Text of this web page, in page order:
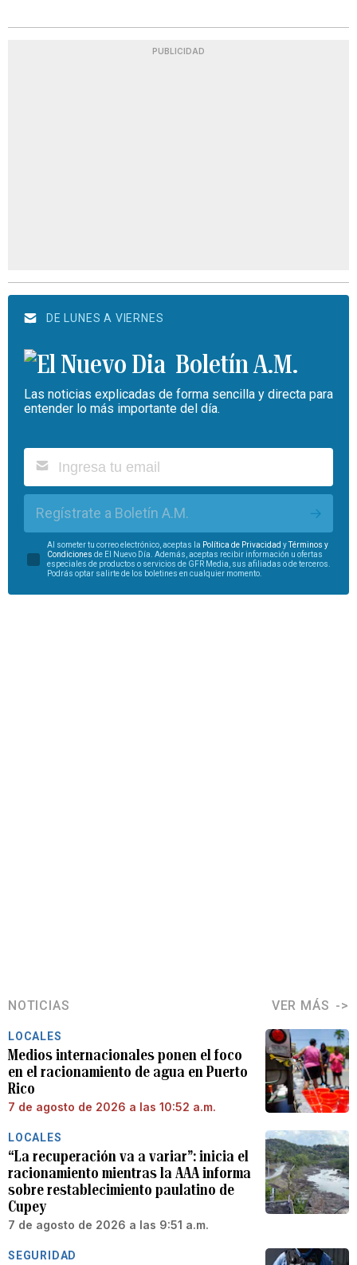
PUBLICIDAD
DE LUNES A VIERNES
Boletín A.M.
Las noticias explicadas de forma sencilla y directa para
entender lo más importante del día.
Regístrate a Boletín A.M.
Al someter tu correo electrónico, aceptas la Política de Privacidad yTérminos y
Condiciones de El Nuevo Día. Además, aceptas recibir información u ofertas
especiales de productos o servicios de GFR Media, sus afiliadas o de terceros.
Podrás optar salirte de los boletines en cualquier momento.
NOTICIAS VER MÁS
LOCALES
Medios internacionales ponen el foco
en el racionamiento de agua en Puerto
Rico
7 de agosto de 2026 a las 10:52 a.m.
LOCALES
“La recuperación va a variar”: inicia el
racionamiento mientras la AAA informa
sobre restablecimiento paulatino de
Cupey
7 de agosto de 2026 a las 9:51 a.m.
SEGURIDAD